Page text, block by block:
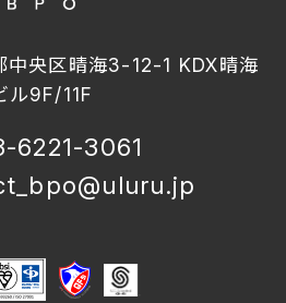
央区晴海3-12-1 KDX晴海
ル9F/11F
6221-3061